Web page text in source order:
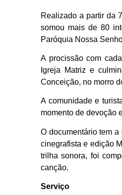
Realizado a partir da
somou mais de 80
Paróquia Nossa
A procissão com
Igreja Matriz e
Conceição, no morro
A comunidade e
momento de devoção
O documentário tem
cinegrafista e edição
trilha sonora, foi
canção.
Serviço